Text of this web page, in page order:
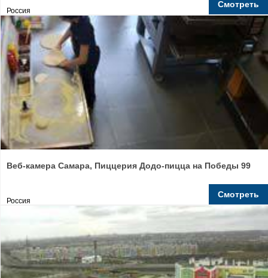
Россия
Смотреть
Веб-камера Самара, Пиццерия Додо-пицца на Победы 99
Россия
Смотреть